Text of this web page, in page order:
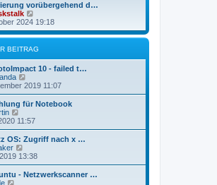
vorübergehend d…
e
u
e
s
r
e
i
t
a
g
2024 19:18
BEITRAG
10 - failed t…
e
u
e
t
r
B
e
i
r
2019 11:07
für Notebook
e
u
e
s
t
B
11:57
OS: Zugriff nach x …
e
u
e
13:38
- Netzwerkscanner …